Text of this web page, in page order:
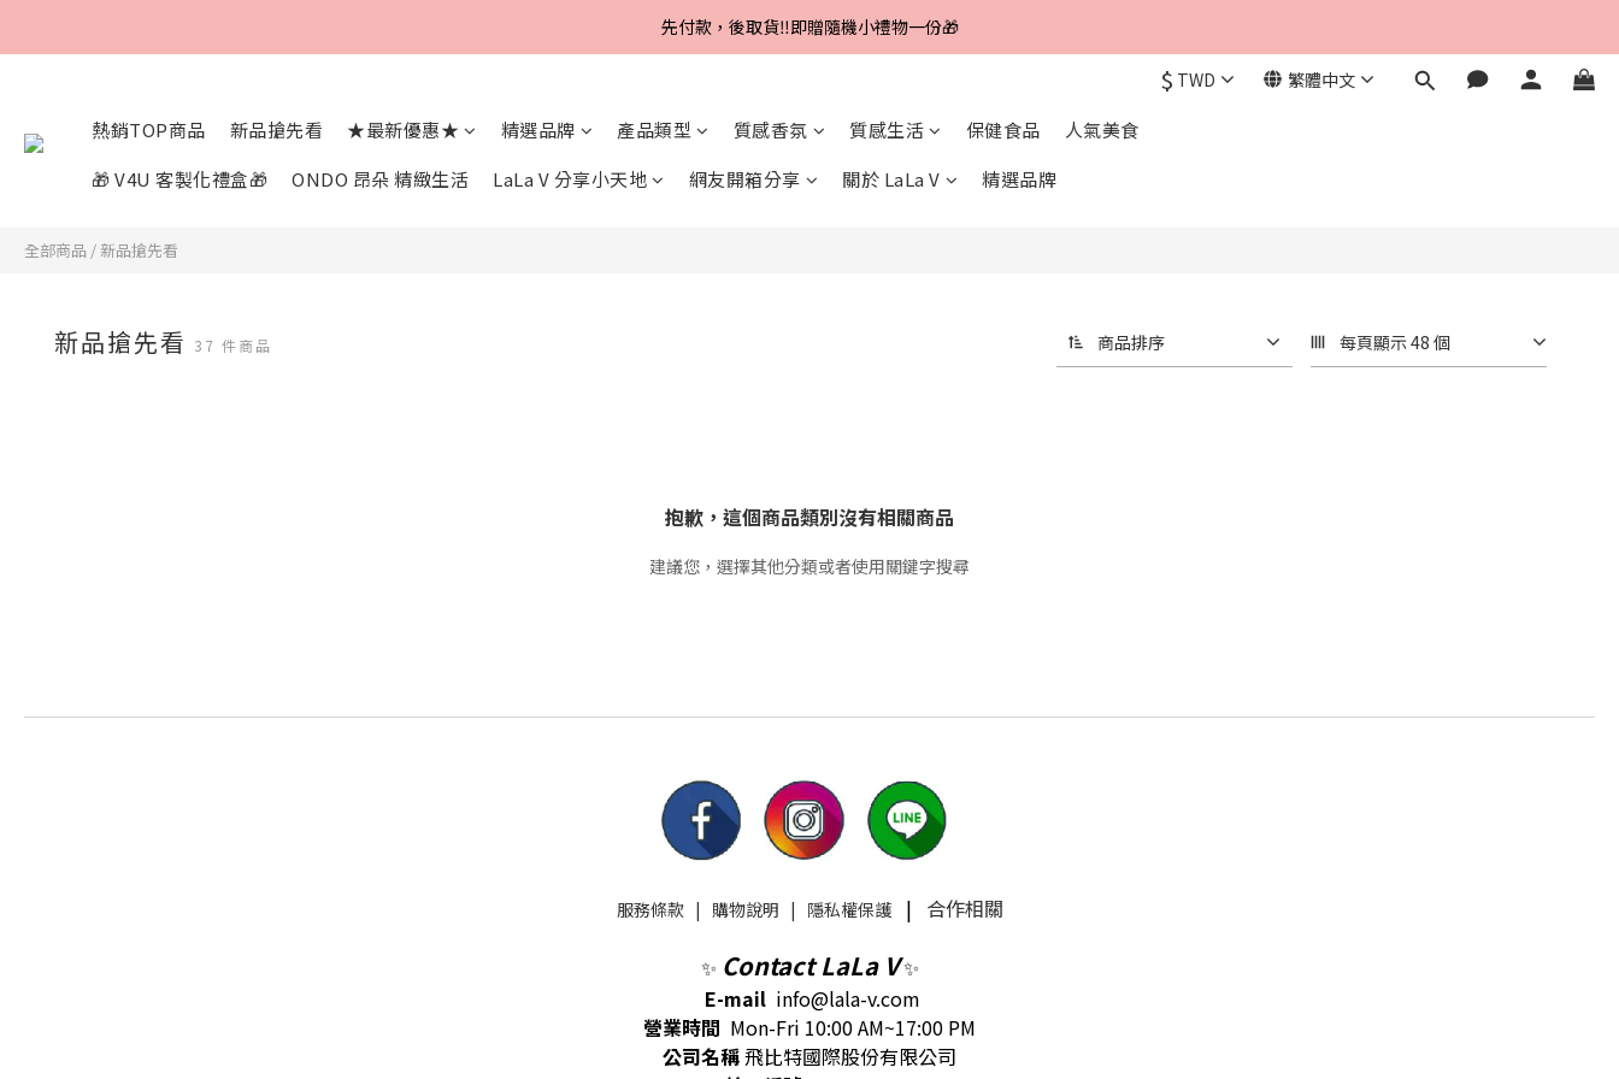
Line好友招募中，首購、回購皆贈100元
先付款，後取貨‼️即贈隨機小禮物一份🎁
$ TWD 繁體中文
熱銷TOP商品 新品搶先看 ★最新優惠★ 精選品牌 產品類型 質感香氛 質感生活 保健食品
人氣美食
🎁 V4U 客製化禮盒🎁
ONDO 昂朵 精緻生活 LaLa V 分享小天地 網友開箱分享 關於 LaLa V 精選品牌
全部商品 /新品搶先看
新品搶先看 37 件商品 商品排序 每頁顯示 48 個
抱歉，這個商品類別沒有相關商品
建議您，選擇其他分類或者使用關鍵字搜尋
服務條款| 購物說明 | 隱私權保護| 合作相關
✨ Contact LaLa V✨
E-mail info@lala-v.com
營業時間 Mon-Fri 10:00 AM~17:00 PM
公司名稱飛比特國際股份有限公司